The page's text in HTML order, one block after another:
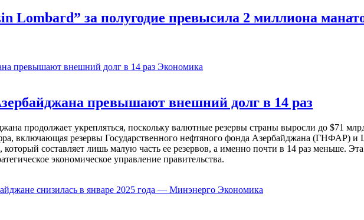
Lombard” за полугодие превысила 2 миллиона
Экономика
превышают внешний долг в 14 раз
продолжает укрепляться, поскольку валютные резервы страны выросли до $71
включающая резервы Государственного нефтяного фонда Азербайджана (ГНФАР) и
составляет лишь малую часть ее резервов, а именно почти в 14 раз меньше.
экономическое управление правительства.
Экономика